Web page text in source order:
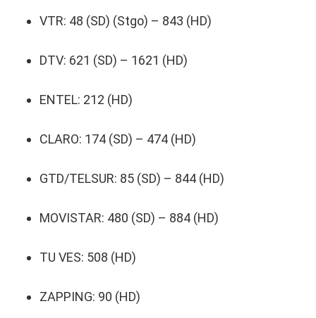
VTR: 48 (SD) (Stgo) – 843 (HD)
DTV: 621 (SD) – 1621 (HD)
ENTEL: 212 (HD)
CLARO: 174 (SD) – 474 (HD)
GTD/TELSUR: 85 (SD) – 844 (HD)
MOVISTAR: 480 (SD) – 884 (HD)
TU VES: 508 (HD)
ZAPPING: 90 (HD)